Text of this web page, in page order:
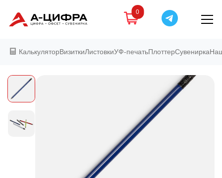
0
КалькуляторВизиткиЛистовкиУФ-печатьПлоттерСувенирка